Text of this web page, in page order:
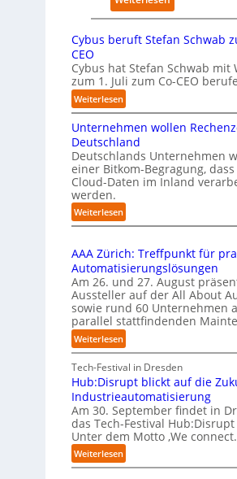
u
t
n
e
e
n
a
m
u
s
D
u
s
c
l
a
d
i
m
k
o
m
-
D
E
I
-
I
n
d
e
x
u
Cybus beruft Stefan Schwab
CEO
Cybus hat Stefan Schwab mit
zum 1. Juli zum Co-CEO
Weiterlesen:
C
y
b
u
s
b
r
u
t
S
t
e
f
a
n
S
h
w
a
b
z
u
m
C
Unternehmen wollen
Deutschland
Deutschlands Unternehmen
einer Bitkom-Begragung,
Cloud-Daten im Inland
werden.
Weiterlesen:
U
t
e
r
n
e
h
m
e
n
w
o
l
l
e
n
R
AAA Zürich: Treffpunkt für
Automatisierungslösungen
Am 26. und 27. August
Aussteller auf der All About
sowie rund 60 Unternehmen
parallel stattfindenden
Weiterlesen:
A
A
A
Z
ü
r
i
c
h
Tech-Festival in Dresden
Hub:Disrupt blickt auf die
Industrieautomatisierung
Am 30. September findet in
das Tech-Festival
Unter dem Motto ‚We connect.
Weiterlesen:
H